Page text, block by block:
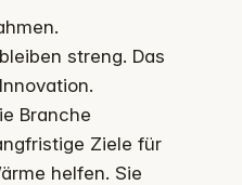
streng. Das
Branche
Ziele für
helfen. Sie